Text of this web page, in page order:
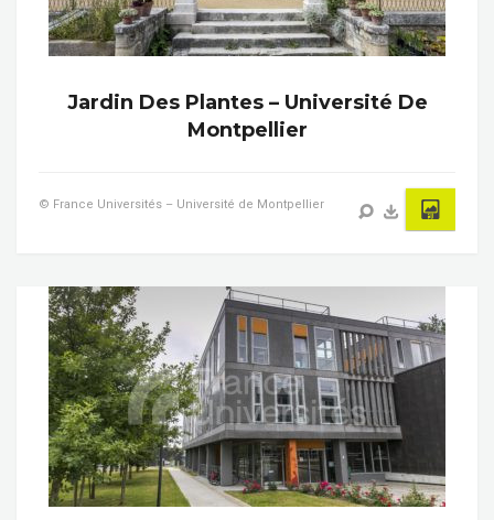
Jardin Des Plantes – Université De
Montpellier
© France Universités – Université de Montpellier